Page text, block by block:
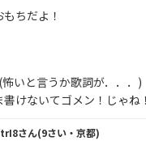
ちだよ！
いと言うか歌詞が．．．)
さん(9さい・ 京都)